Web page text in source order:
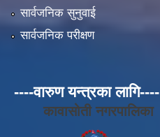
सार्वजनिक सुनुवाई
सार्वजनिक परीक्षण
----वारुण यन्त्रका लागि----
कावासोती नगरपालिका